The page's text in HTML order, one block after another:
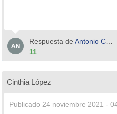
Respuesta de Antonio Castillo
11
Cinthia López
Publicado 24 noviembre 2021 -